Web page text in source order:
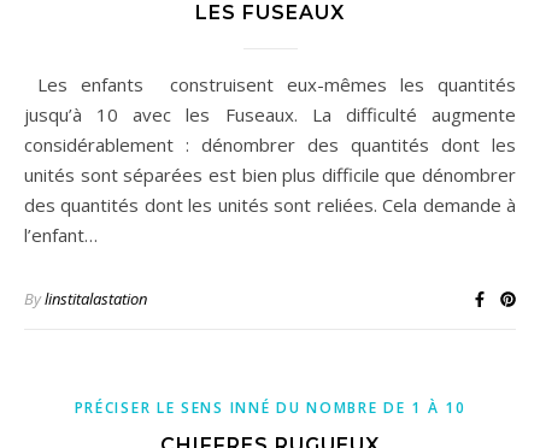
LES FUSEAUX
Les enfants construisent eux-mêmes les quantités
jusqu’à 10 avec les Fuseaux. La difficulté augmente
considérablement : dénombrer des quantités dont les
unités sont séparées est bien plus difficile que dénombrer
des quantités dont les unités sont reliées. Cela demande à
l’enfant…
Bylinstitalastation
PRÉCISER LE SENS INNÉ DU NOMBRE DE 1 À 10